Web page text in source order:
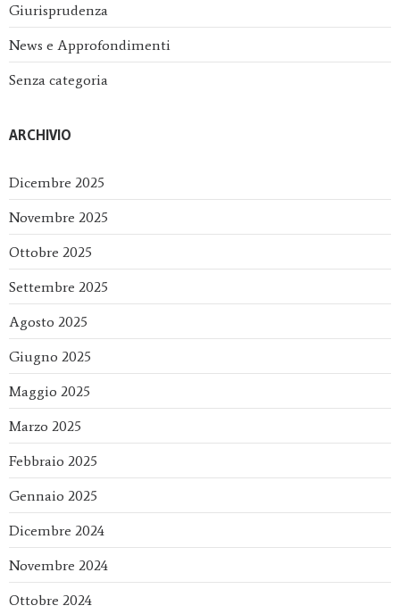
Giurisprudenza
News e Approfondimenti
Senza categoria
ARCHIVIO
Dicembre 2025
Novembre 2025
Ottobre 2025
Settembre 2025
Agosto 2025
Giugno 2025
Maggio 2025
Marzo 2025
Febbraio 2025
Gennaio 2025
Dicembre 2024
Novembre 2024
Ottobre 2024